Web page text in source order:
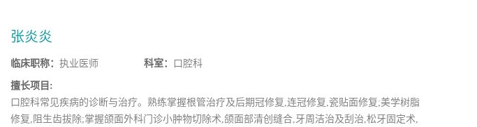
张炎炎
临床职称： 执业医师 科室： 口腔科
擅长项目:
口腔科常见疾病的诊断与治疗。熟练掌握根管治疗及后期冠修复,连冠修复,瓷贴面修复;美学树脂
修复,阻生齿拔除;掌握颌面外科门诊小肿物切除术,颌面部清创缝合,牙周洁治及刮治,松牙固定术,